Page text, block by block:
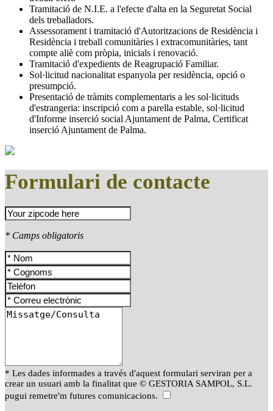
Tramitació de N.I.E. a l'efecte d'alta en la Seguretat Social
dels treballadors.
Assessorament i tramitació d'Autoritzacions de Residència i
Residència i treball comunitàries i extracomunitàries, tant
compte aliè com pròpia, inicials i renovació.
Tramitació d'expedients de Reagrupació Familiar.
Sol·licitud nacionalitat espanyola per residència, opció o
presumpció.
Presentació de tràmits complementaris a les sol·licituds
d'estrangeria: inscripció com a parella estable, sol·licitud
d'Informe inserció social Ajuntament de Palma, Certificat
inserció Ajuntament de Palma.
Formulari de contacte
* Camps obligatoris
* Les dades informades a través d'aquest formulari serviran per a
crear un usuari amb la finalitat que © GESTORIA SAMPOL, S.L.
pugui remetre'm futures comunicacions.